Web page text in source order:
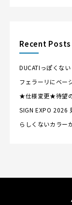
Recent Posts
DUCATIっぽくな
フェラーリにベー
★仕様変更★待望の
SIGN EXPO 2026
らしくないカラー